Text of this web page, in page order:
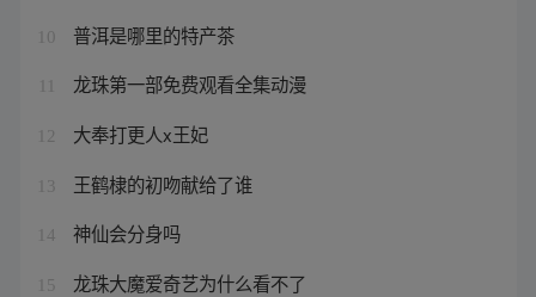
10 普洱是哪里的特产茶
龙珠第一部免费观看全集动漫
12 大奉打更人x王妃
13 王鹤棣的初吻献给了谁
14 神仙会分身吗
15 龙珠大魔爱奇艺为什么看不了